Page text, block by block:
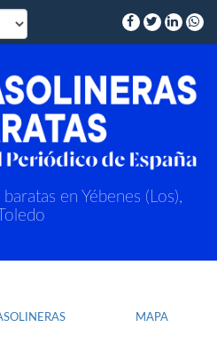
en Yébenes (Los),
Toledo
MAPA